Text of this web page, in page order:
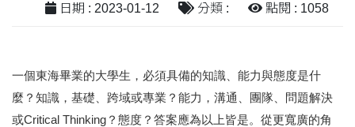
日期 : 2023-01-12 分類 : 點閱 : 1058
一個東海畢業的大學生，必須具備的知識、能力與態度是什
麼？知識，基礎、跨域或專業？能力，溝通、團隊、問題解決
或Critical Thinking ？態度？答案應為以上皆是。從更寬廣的角